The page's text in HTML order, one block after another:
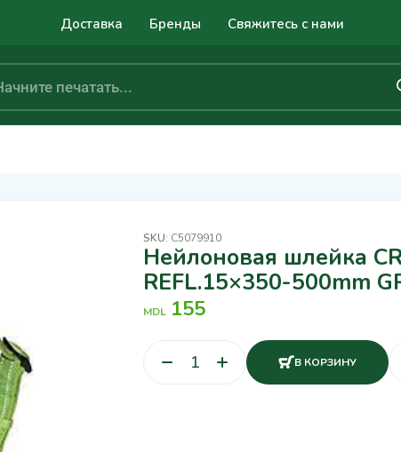
Доставка Бренды Свяжитесь с нами
SKU: C5079910
Нейлоновая шлейка
REFL.15×350-500mm
MDL 155
В КОРЗИНУ